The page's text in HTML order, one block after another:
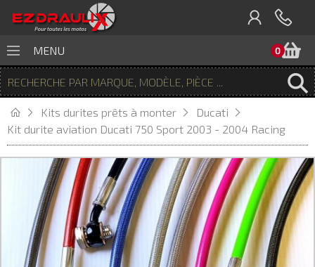
0
MENU
Kits durites prêts à monter
Ducati
Kit durite aviation Ducati 750 Sport 2003 - 2004 Racing